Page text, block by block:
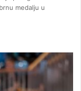
medalju u